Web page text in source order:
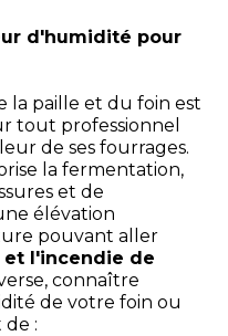
d'humidité pour
la paille et du foin est
tout professionnel
de ses fourrages.
la fermentation,
et de
élévation
pouvant aller
l'incendie de
connaître
de votre foin ou
: